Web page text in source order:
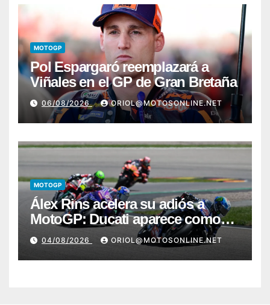
MOTOGP
Pol Espargaró reemplazará a
Viñales en el GP de Gran Bretaña
06/08/2026 ORIOL@MOTOSONLINE.NET
MOTOGP
Álex Rins acelera su adiós a
MotoGP: Ducati aparece como
destino en Superbike
04/08/2026 ORIOL@MOTOSONLINE.NET